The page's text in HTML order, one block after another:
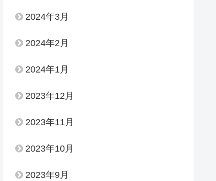
2024年3月
2024年2月
2024年1月
2023年12月
2023年11月
2023年10月
2023年9月